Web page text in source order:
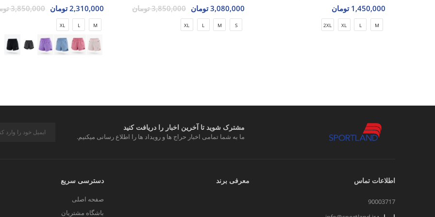
1,450,000 تومان
M
L
XL
2XL
3,080,000 تومان 3,850,000 تومان
S
M
L
XL
2,310,000 تومان 3,850,000 تومان
M
L
XL
مشترک شوید تا آخرین اخبار را دریافت کنید
ما به شما تمامی اخبار حراج ها و رویداد ها را اطلاع رسانی میکنیم.
اطلاعات تماس
90003717
معرفی برند دسترسی سریع
صفحه اصلی
باشگاه مشتریان